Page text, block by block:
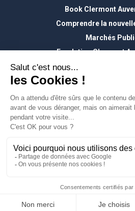
Book Clermont
Comprendre la
Marchés
Fondation Clermont
Nous
Mentions légales Politique
Une création de site Internet signée 32